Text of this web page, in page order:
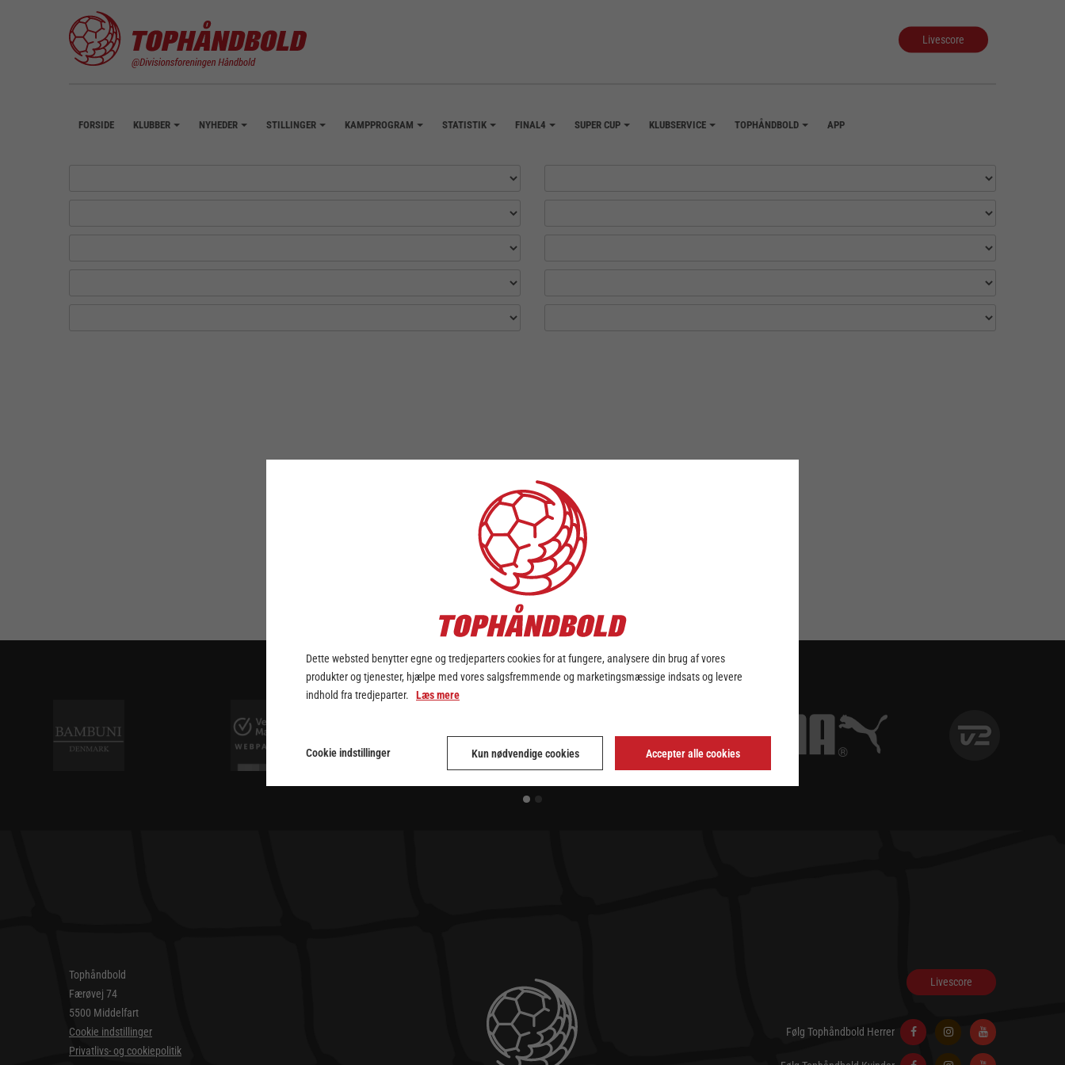
Livescore
FORSIDE KLUBBER NYHEDER STILLINGER KAMPPROGRAM STATISTIK FINAL4 SUPER CUP KLUBSERVICE TOPHÅNDBOLD APP
Tophåndbold
Færøvej 74
5500 Middelfart
Cookie indstillinger
Privatlivs- og cookiepolitik
Livescore
Følg Tophåndbold Herrer
Dette websted benytter egne og tredjeparters cookies for at fungere, analysere din brug af vores
produkter og tjenester, hjælpe med vores salgsfremmende og marketingsmæssige indsats og levere
indhold fra tredjeparter. Læs mere
Cookie indstillinger Kun nødvendige cookies Accepter alle cookies